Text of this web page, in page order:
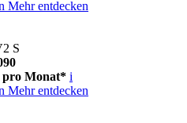
Mehr entdecken
S
pro Monat* i
Mehr entdecken